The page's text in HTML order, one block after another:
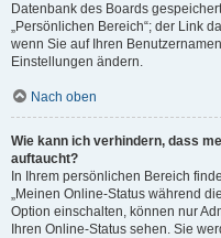
Datenbank des Boards
„Persönlichen Bereich“; der Link
wenn Sie auf Ihren
Einstellungen ändern.
Nach oben
Wie kann ich verhindern, dass
auftaucht?
In Ihrem persönlichen Bereich
„Meinen Online-Status während
Option einschalten, können nur
Ihren Online-Status sehen. Sie